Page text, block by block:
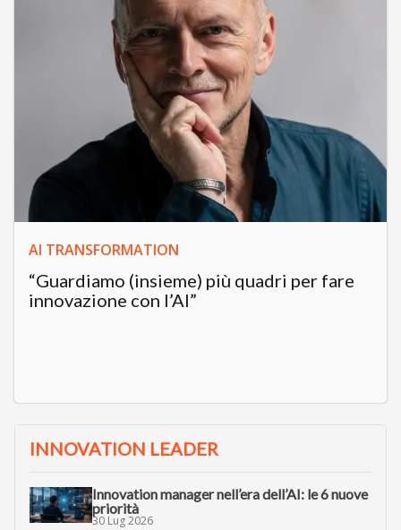
AI TRANSFORMATION
“Guardiamo (insieme) più quadri per fare
innovazione con l’AI”
INNOVATION LEADER
Innovation manager nell’era dell’AI: le 6 nuove
priorità
30 Lug 2026